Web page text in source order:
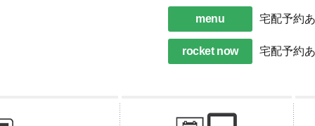
menu 宅配予約
rocket now 宅配予約